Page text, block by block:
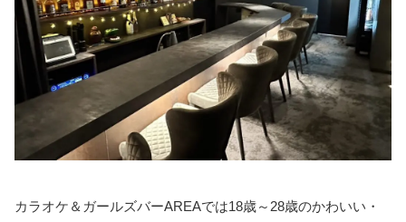
カラオケ＆ガールズバーAREAでは18歳～28歳のかわいい・